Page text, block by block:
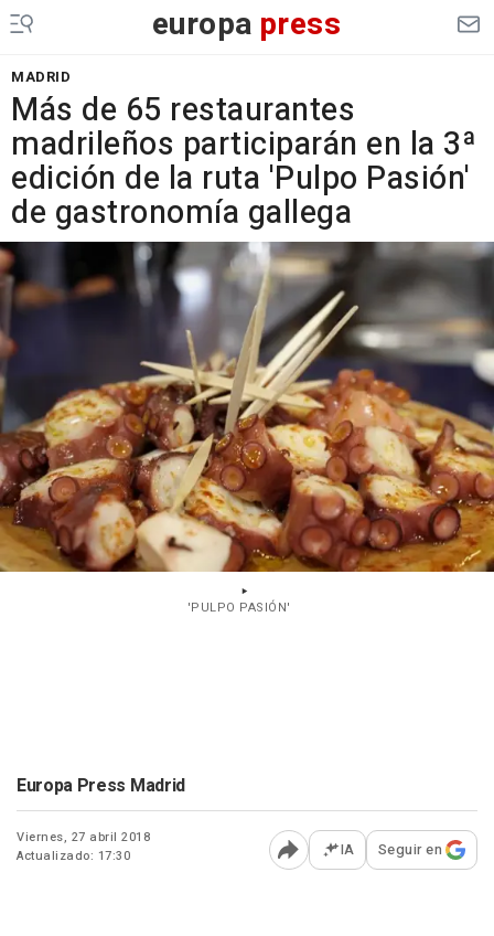
europa press
MADRID
Más de 65 restaurantes
madrileños participarán en la 3ª
edición de la ruta 'Pulpo Pasión'
de gastronomía gallega
'PULPO PASIÓN'
Europa Press Madrid
Viernes, 27 abril 2018
Actualizado: 17:30
Abrir opciones para
IA Seguir en